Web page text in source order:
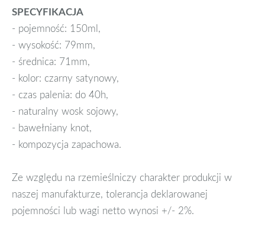
SPECYFIKACJA
- pojemność: 150ml,
- wysokość: 79mm,
- średnica: 71mm,
- kolor: czarny satynowy,
- czas palenia: do 40h,
- naturalny wosk sojowy,
- bawełniany knot,
- kompozycja zapachowa.
Ze względu na rzemieślniczy charakter produkcji w
naszej manufakturze, tolerancja deklarowanej
pojemności lub wagi netto wynosi +/- 2%.